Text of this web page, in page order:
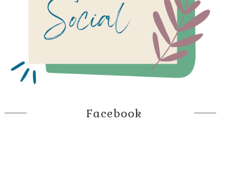
Facebook